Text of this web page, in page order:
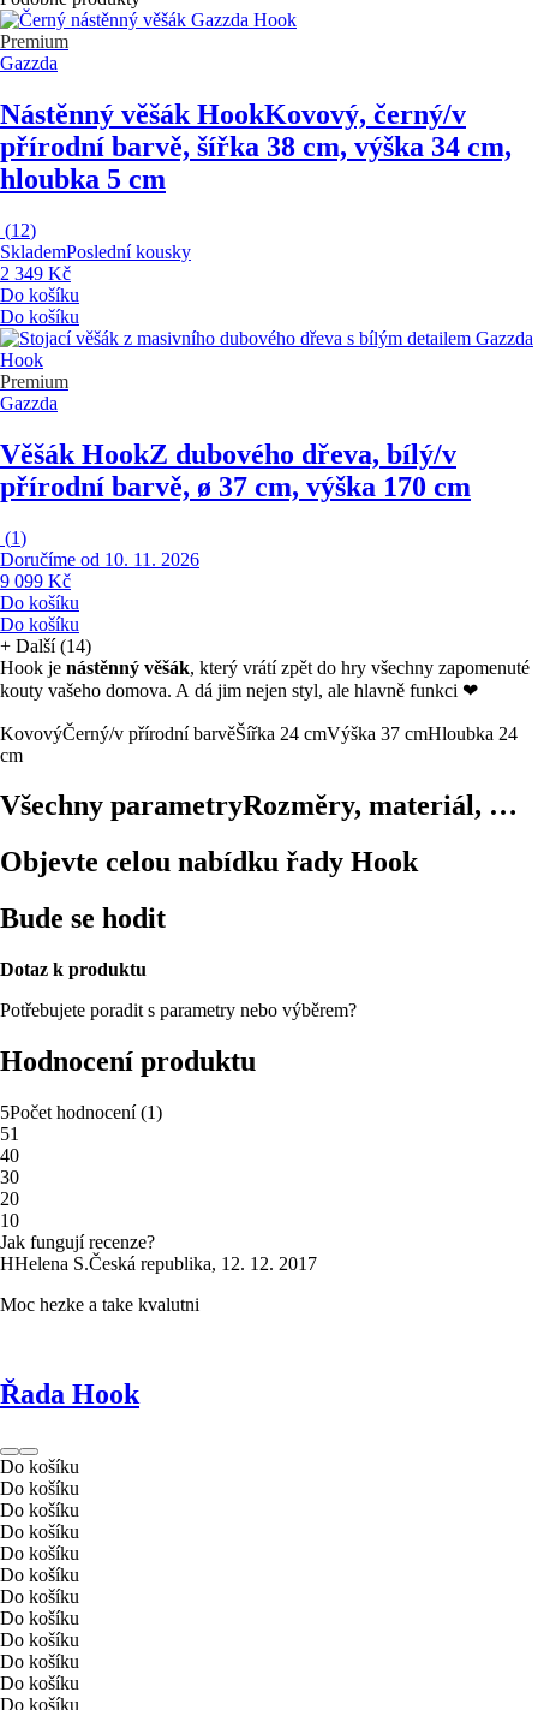
Premium
Gazzda
Nástěnný věšák HookKovový, černý/v
přírodní barvě, šířka 38 cm, výška 34 cm,
hloubka 5 cm
(12)
SklademPoslední kousky
2 349 Kč
Do košíku
Do košíku
Premium
Gazzda
Věšák HookZ dubového dřeva, bílý/v
přírodní barvě, ø 37 cm, výška 170 cm
(1)
Doručíme od 10. 11. 2026
9 099 Kč
Do košíku
Do košíku
+ Další (14)
Hook je nástěnný věšák, který vrátí zpět do hry všechny zapomenuté
kouty vašeho domova. A dá jim nejen styl, ale hlavně funkci ❤
KovovýČerný/v přírodní barvěŠířka 24 cmVýška 37 cmHloubka 24
cm
Všechny parametryRozměry, materiál, …
Objevte celou nabídku řady Hook
Bude se hodit
Dotaz k produktu
Potřebujete poradit s parametry nebo výběrem?
Hodnocení produktu
5Počet hodnocení(1)
51
40
30
20
10
Jak fungují recenze?
HHelena S.Česká republika, 12. 12. 2017
Moc hezke a take kvalutni
Řada Hook
Do košíku
Do košíku
Do košíku
Do košíku
Do košíku
Do košíku
Do košíku
Do košíku
Do košíku
Do košíku
Do košíku
Do košíku